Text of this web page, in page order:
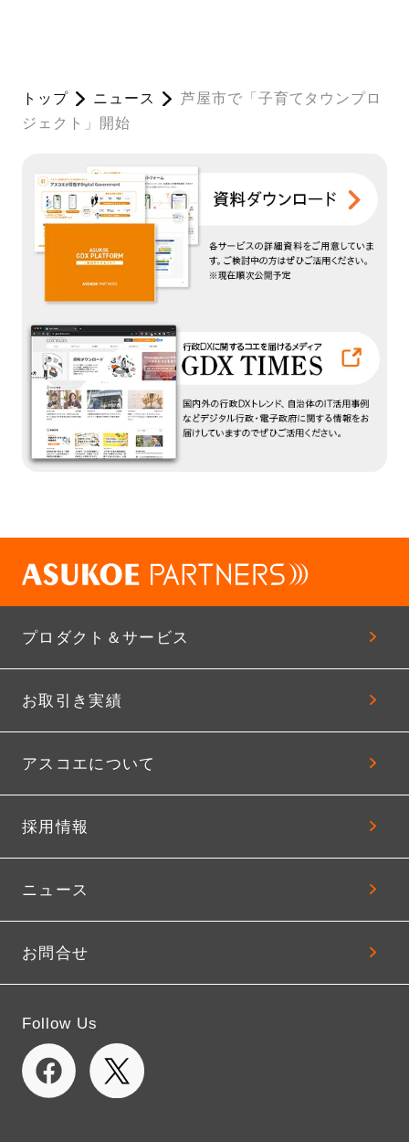
トップ ニュース
芦屋市で「子育てタウンプロ
ジェクト」開始
プロダクト＆サービス
お取引き実績
アスコエについて
採用情報
ニュース
お問合せ
Follow Us